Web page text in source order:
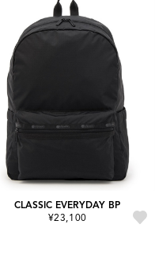
CLASSIC EVERYDAY BP
¥23,100